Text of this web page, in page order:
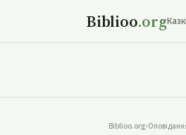
Biblioo.org
Biblioo.org•